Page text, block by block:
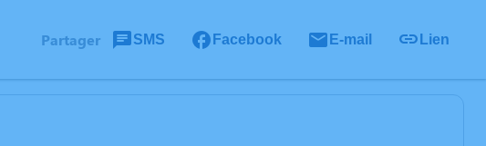
Partager SMS Facebook E-mail Lien